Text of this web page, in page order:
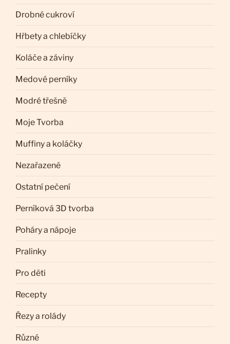
Drobné cukroví
Hřbety a chlebíčky
Koláče a záviny
Medové perníky
Modré třešně
Moje Tvorba
Muffiny a koláčky
Nezařazené
Ostatní pečení
Perníková 3D tvorba
Poháry a nápoje
Pralinky
Pro děti
Recepty
Řezy a rolády
Různé